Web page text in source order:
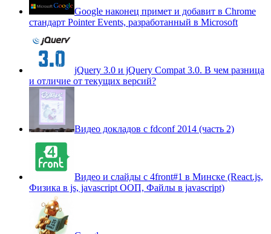
Google наконец примет и добавит в Chrome
стандарт Pointer Events, разработанный в Microsoft
jQuery 3.0 и jQuery Compat 3.0. В чем разница
и отличие от текущих версий?
Видео докладов с fdconf 2014 (часть 2)
Видео и слайды с 4front#1 в Минске (React.js,
Физика в js, javascript ООП, Файлы в javascript)